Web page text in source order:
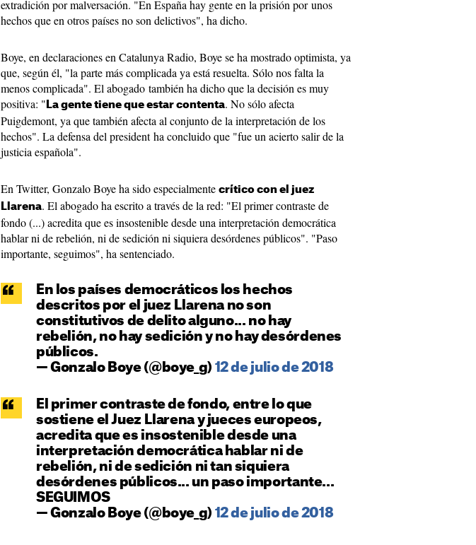
extradición por malversación. "En España hay gente en la prisión por unos
hechos que en otros países no son delictivos", ha dicho.
Boye, en declaraciones en Catalunya Radio, Boye seha mostrado optimista, ya
que, según él, "la parte más complicada ya está resuelta. Sólo nos falta la
menos complicada". El abogado también ha dicho que la decisión es muy
positiva: " La gente tiene que estar contenta. No sólo afecta
Puigdemont, ya que también afecta al conjunto dela interpretación de los
hechos". La defensa del president ha concluido que "fue un acierto salir de la
justicia española".
En Twitter, GonzaloBoyeha sido especialmente crítico con el juez
Llarena. El abogado ha escrito a través de la red: "El primer contraste de
fondo (...) acredita que es insostenible desde una interpretación democrática
hablar ni de rebelión, ni de sedición ni siquiera desórdenes públicos". "Paso
importante, seguimos", ha sentenciado.
En los países democráticos los hechos
descritos por el juez Llarena no son
constitutivos de delitoalguno... no hay
rebelión, no hay sedición y no hay desórdenes
públicos.
—Gonzalo Boye(@boye_g) 12 de julio de 2018
El primer contraste de fondo, entre lo que
sostieneelJuez Llarenayjueces europeos,
acredita que es insostenibledesde una
interpretación democrática hablarni de
rebelión, ni desedición ni tan siquiera
desórdenes públicos... un paso importante...
SEGUIMOS
—Gonzalo Boye(@boye_g) 12 de julio de 2018